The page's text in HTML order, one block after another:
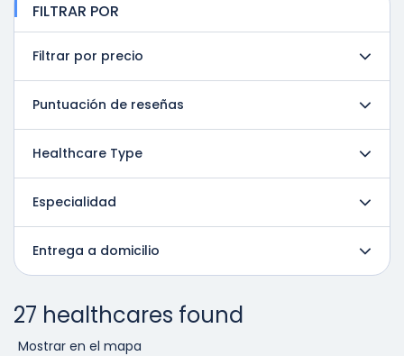
FILTRAR POR
Filtrar por precio
Puntuación de reseñas
Healthcare Type
Especialidad
Entrega a domicilio
27 healthcares found
Mostrar en el mapa